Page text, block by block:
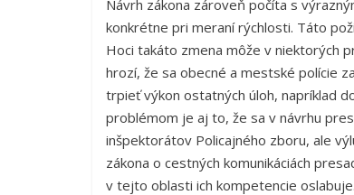
Návrh zákona zároveň počíta s
konkrétne pri meraní rýchlosti. Táto
Hoci takáto zmena môže v niektorých
hrozí, že sa obecné a mestské polície
trpieť výkon ostatných úloh, napríklad
problémom je aj to, že sa v návrhu
inšpektorátov Policajného zboru, ale
zákona o cestných komunikáciách
v tejto oblasti ich kompetencie